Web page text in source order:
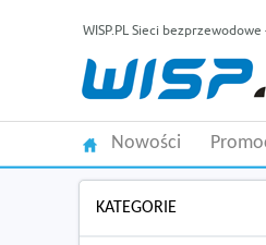
WISP.PL Sieci
Nowości
KATEGORIE